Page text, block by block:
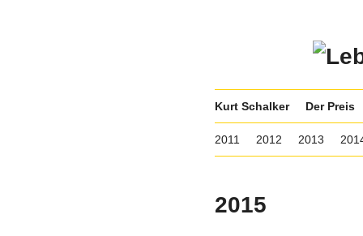
Kurt Schalker Der Preis
2011 2012 2013
2015